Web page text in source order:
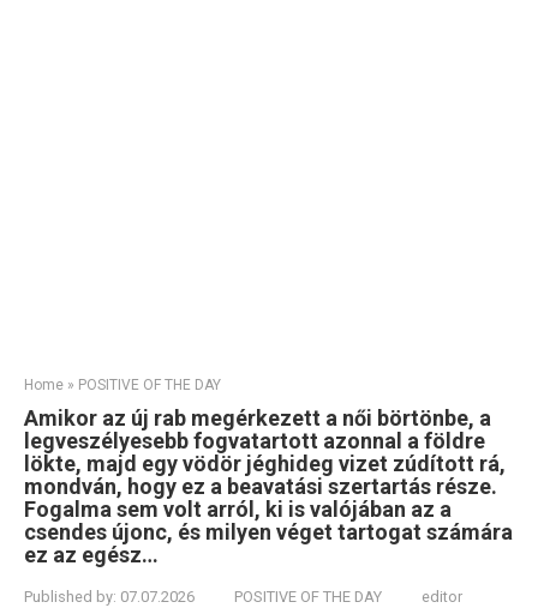
Home » POSITIVE OF THE DAY
Amikor az új rab megérkezett a női börtönbe, a
legveszélyesebb fogvatartott azonnal a földre
lökte, majd egy vödör jéghideg vizet zúdított rá,
mondván, hogy ez a beavatási szertartás része.
Fogalma sem volt arról, ki is valójában az a
csendes újonc, és milyen véget tartogat számára
ez az egész…
Published by: 07.07.2026 POSITIVE OF THE DAY editor